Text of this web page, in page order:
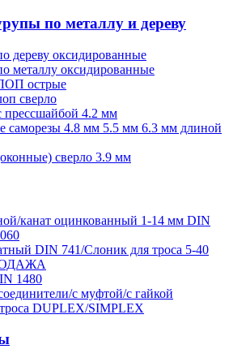
по металлу и дереву
дереву оксидированные
металлу оксидированные
острые
сверло
прессшайбой 4.2 мм
саморезы 4.8 мм 5.5 мм 6.3 мм длиной
сверло 3.9 мм
канат оцинкованный 1-14 мм DIN
DIN 741/Слоник для троса 5-40
1480
с муфтой/с гайкой
DUPLEX/SIMPLEX